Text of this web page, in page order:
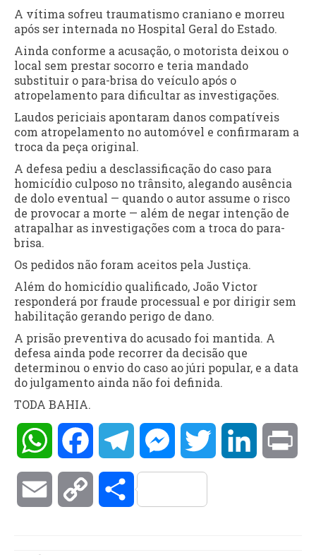
A vítima sofreu traumatismo craniano e morreu
após ser internada no Hospital Geral do Estado.
Ainda conforme a acusação, o motorista deixou o
local sem prestar socorro e teria mandado
substituir o para-brisa do veículo após o
atropelamento para dificultar as investigações.
Laudos periciais apontaram danos compatíveis
com atropelamento no automóvel e confirmaram a
troca da peça original.
A defesa pediu a desclassificação do caso para
homicídio culposo no trânsito, alegando ausência
de dolo eventual — quando o autor assume o risco
de provocar a morte — além de negar intenção de
atrapalhar as investigações com a troca do para-
brisa.
Os pedidos não foram aceitos pela Justiça.
Além do homicídio qualificado, João Victor
responderá por fraude processual e por dirigir sem
habilitação gerando perigo de dano.
A prisão preventiva do acusado foi mantida. A
defesa ainda pode recorrer da decisão que
determinou o envio do caso ao júri popular, e a data
do julgamento ainda não foi definida.
TODA BAHIA.
WhatsAppFacebookTelegramMessengerTwitter LinkedIn
Email Copy Compartilhar